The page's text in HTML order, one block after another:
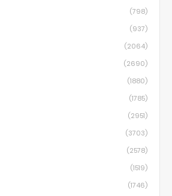
(798)
(937)
(2064)
(2690)
(1880)
(1785)
(2951)
(3703)
(2578)
(1519)
(1746)